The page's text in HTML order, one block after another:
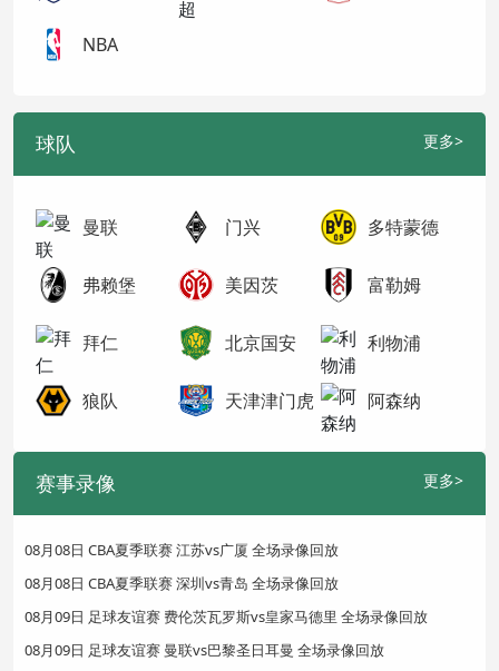
NBA
球队 更多>
曼联 门兴 多特蒙德
弗赖堡 美因茨 富勒姆
拜仁 北京国安 利物浦
狼队 天津津门虎 阿森纳
赛事录像 更多>
08月08日 CBA夏季联赛 江苏vs广厦 全场录像回放
08月08日 CBA夏季联赛 深圳vs青岛 全场录像回放
08月09日 足球友谊赛 费伦茨瓦罗斯vs皇家马德里 全场录像回放
08月09日 足球友谊赛 曼联vs巴黎圣日耳曼 全场录像回放